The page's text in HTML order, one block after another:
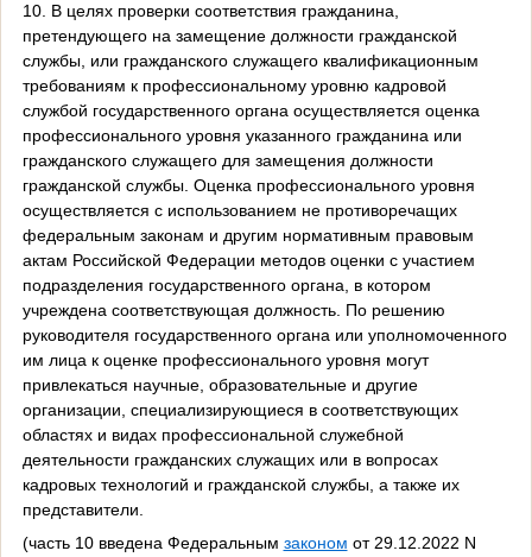
10. В целях проверки соответствия гражданина,
претендующего на замещение должности гражданской
службы, или гражданского служащего квалификационным
требованиям к профессиональному уровню кадровой
службой государственного органа осуществляется оценка
профессионального уровня указанного гражданина или
гражданского служащего для замещения должности
гражданской службы. Оценка профессионального уровня
осуществляется с использованием не противоречащих
федеральным законам и другим нормативным правовым
актам Российской Федерации методов оценки с участием
подразделения государственного органа, в котором
учреждена соответствующая должность. По решению
руководителя государственного органа или уполномоченного
им лица к оценке профессионального уровня могут
привлекаться научные, образовательные и другие
организации, специализирующиеся в соответствующих
областях и видах профессиональной служебной
деятельности гражданских служащих или в вопросах
кадровых технологий и гражданской службы, а также их
представители.
(часть 10 введена Федеральным законом от 29.12.2022 N